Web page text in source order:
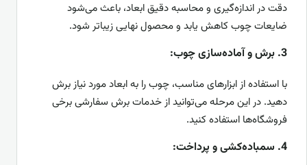
دقت در اندازه‌گیری و محاسبه دقیق ابعاد، باعث می‌شود
ضایعات چوب کاهش یابد و محصول نهایی زیباتر شود.
3. برش و آماده‌سازی چوب:
با استفاده از ابزارهای مناسب، چوب را به ابعاد مورد نیاز برش
دهید. در این مرحله می‌توانید از خدمات برش سفارشی برخی
فروشگاه‌ها استفاده کنید.
4. سمباده‌کشی و پرداخت: